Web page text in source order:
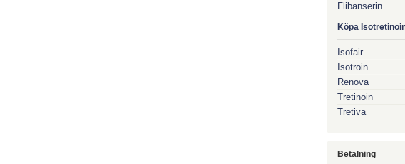
Flibanserin
Köpa
Isofair
Isotroin
Renova
Tretinoin
Tretiva
Betalning